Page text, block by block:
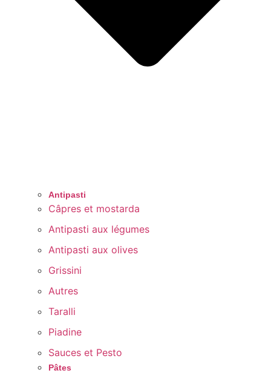
Antipasti
Câpres et mostarda
Antipasti aux légumes
Antipasti aux olives
Grissini
Autres
Taralli
Piadine
Sauces et Pesto
Pâtes